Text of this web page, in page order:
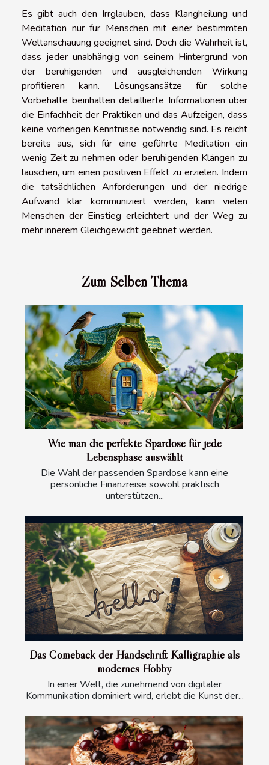
Es gibt auch den Irrglauben, dass Klangheilung und
Meditation nur für Menschen mit einer bestimmten
Weltanschauung geeignet sind. Doch die Wahrheit ist,
dass jeder unabhängig von seinem Hintergrund von
der beruhigenden und ausgleichenden Wirkung
profitieren kann. Lösungsansätze für solche
Vorbehalte beinhalten detaillierte Informationen über
die Einfachheit der Praktiken und das Aufzeigen, dass
keine vorherigen Kenntnisse notwendig sind. Es reicht
bereits aus, sich für eine geführte Meditation ein
wenig Zeit zu nehmen oder beruhigenden Klängen zu
lauschen, um einen positiven Effekt zu erzielen. Indem
die tatsächlichen Anforderungen und der niedrige
Aufwand klar kommuniziert werden, kann vielen
Menschen der Einstieg erleichtert und der Weg zu
mehr innerem Gleichgewicht geebnet werden.
Zum Selben Thema
Wie man die perfekte Spardose für jede
Lebensphase auswählt
Die Wahl der passenden Spardose kann eine
persönliche Finanzreise sowohl praktisch
unterstützen...
Das Comeback der Handschrift Kalligraphie als
modernes Hobby
In einer Welt, die zunehmend von digitaler
Kommunikation dominiert wird, erlebt die Kunst der...